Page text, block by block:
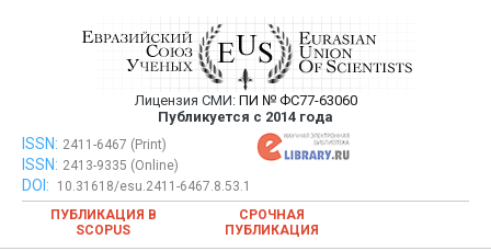
Евразийский Союз Ученых —
публикация научных статей в
ежемесячном научном журнале
Лицензия СМИ: ПИ № ФС77-63060
Публикуется с 2014 года
Евразийский Союз Ученых — публикация научных статей в
ежемесячном научном журнале
ISSN: 2411-6467 (Print)
ISSN: 2413-9335 (Online)
DOI:
10.31618/esu.2411-6467.8.53.1
ПУБЛИКАЦИЯ В
SCOPUS
СРОЧНАЯ
ПУБЛИКАЦИЯ